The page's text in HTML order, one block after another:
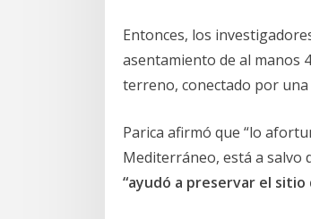
Entonces, los
asentamiento de al manos
terreno, conectado por
Parica afirmó que “lo
Mediterráneo, está a salvo
“ayudó a preservar el